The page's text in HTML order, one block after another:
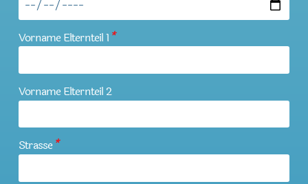
Vorname Elternteil 1 *
Vorname Elternteil 2
Strasse*